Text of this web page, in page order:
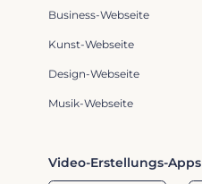
Video-Erstellungs-Apps
Business-Webseite
Kunst-Webseite
Design-Webseite
Musik-Webseite